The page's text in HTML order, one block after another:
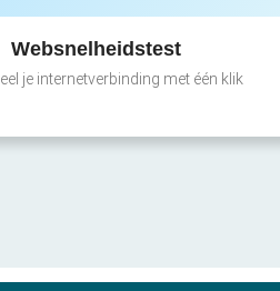
Websnelheidstest
je internetverbinding met één klik